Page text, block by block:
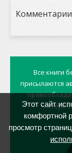
Все книги
присылаются
Этот сайт
комфортной
просмотр